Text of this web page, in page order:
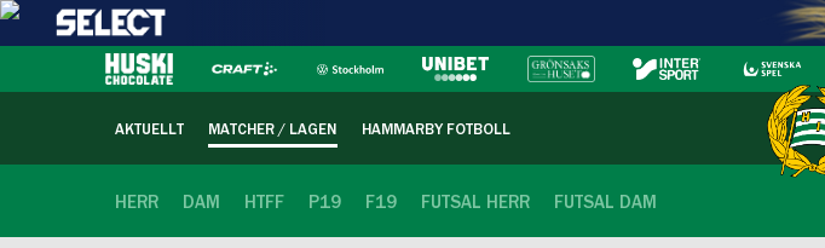
AKTUELLT MATCHER / LAGEN HAMMARBY FOTBOLL
HERR DAM HTFF P19 F19 FUTSAL HERR FUTSAL DAM